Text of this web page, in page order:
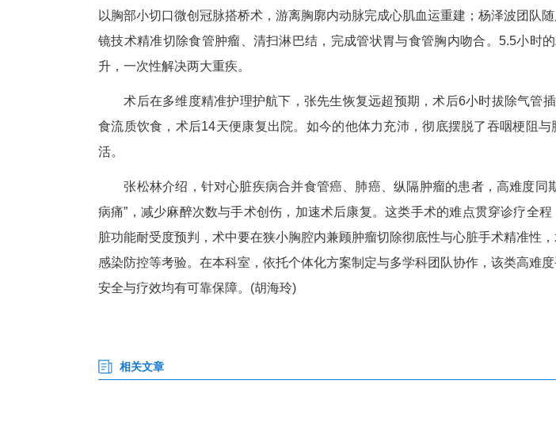
宜昌市中心人民医院胸心外
开了全面评估，并启动多学科
科、营养科专家共同研判，为
血小板药物防控心血管风险，
手术当日，胸外+心外科团队协同作战，上演“双微合璧”
以胸部小切口微创冠脉搭桥术，游离胸廓内动脉完成心肌血
镜技术精准切除食管肿瘤、清扫淋巴结，完成管状胃与食管
升，一次性解决两大重疾。
术后在多维度精准护理护航下，张先生恢复远超预期，术
食流质饮食，术后14天便康复出院。如今的他体力充沛，彻
张松林介绍，针对心脏疾病合并食管癌、肺癌、纵隔肿瘤